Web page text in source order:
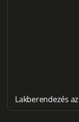
Lakberendezés